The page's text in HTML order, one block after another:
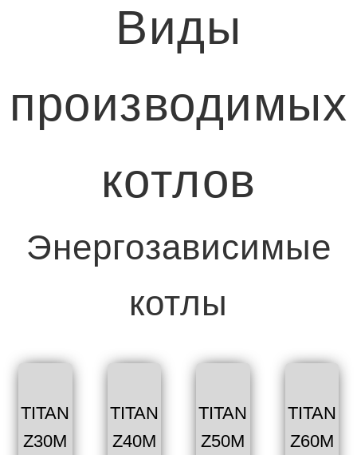
Виды
производимых
котлов
Энергозависимые
котлы
TITAN
Z30M
TITAN
Z40M
TITAN
Z50M
TITAN
Z60M